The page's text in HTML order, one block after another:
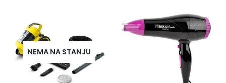
NEMA NA STANJU